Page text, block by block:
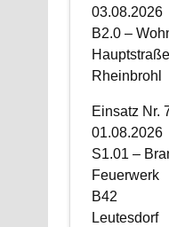
03.08.2026
B2.0 –
Hauptstraße
Rheinbrohl
Einsatz Nr.
01.08.2026
S1.01 –
Feuerwerk
B42
Leutesdorf